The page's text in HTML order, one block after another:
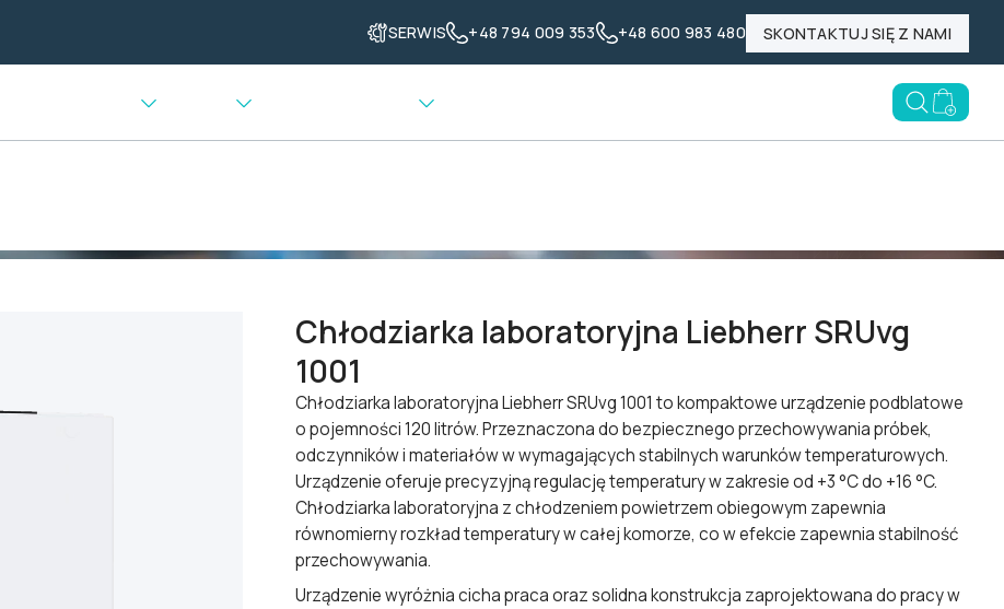
SERWIS +48 794 009 353 +48 600 983 480 SKONTAKTUJ SIĘ Z NAMI
OpenGo to
Chłodziarka laboratoryjna Liebherr SRUvg
1001
Chłodziarka laboratoryjna Liebherr SRUvg 1001 to kompaktowe urządzenie podblatowe
o pojemności 120 litrów. Przeznaczona do bezpiecznego przechowywania próbek,
odczynników i materiałów w wymagających stabilnych warunków temperaturowych.
Urządzenie oferuje precyzyjną regulację temperatury w zakresie od +3 °C do +16 °C.
Chłodziarka laboratoryjna z chłodzeniem powietrzem obiegowym zapewnia
równomierny rozkład temperatury w całej komorze, co w efekcie zapewnia stabilność
przechowywania.
Urządzenie wyróżnia cicha praca oraz solidna konstrukcja zaprojektowana do pracy w